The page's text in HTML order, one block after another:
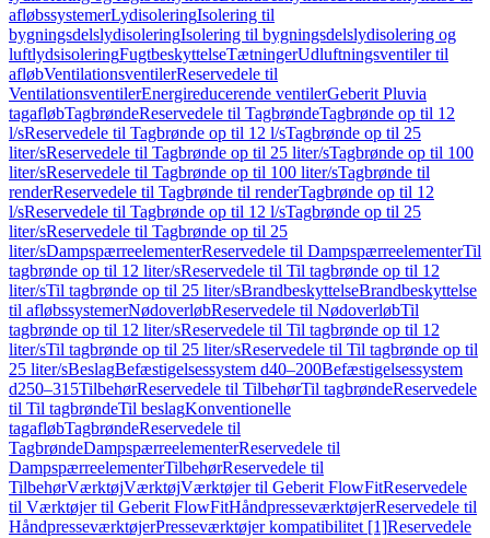
afløbssystemerLydisoleringIsolering til
bygningsdelslydisoleringIsolering til bygningsdelslydisolering og
luftlydsisoleringFugtbeskyttelseTætningerUdluftningsventiler til
afløbVentilationsventilerReservedele til
VentilationsventilerEnergireducerende ventilerGeberit Pluvia
tagafløbTagbrøndeReservedele til TagbrøndeTagbrønde op til 12
l/sReservedele til Tagbrønde op til 12 l/sTagbrønde op til 25
liter/sReservedele til Tagbrønde op til 25 liter/sTagbrønde op til 100
liter/sReservedele til Tagbrønde op til 100 liter/sTagbrønde til
renderReservedele til Tagbrønde til renderTagbrønde op til 12
l/sReservedele til Tagbrønde op til 12 l/sTagbrønde op til 25
liter/sReservedele til Tagbrønde op til 25
liter/sDampspærreelementerReservedele til DampspærreelementerTil
tagbrønde op til 12 liter/sReservedele til Til tagbrønde op til 12
liter/sTil tagbrønde op til 25 liter/sBrandbeskyttelseBrandbeskyttelse
til afløbssystemerNødoverløbReservedele til NødoverløbTil
tagbrønde op til 12 liter/sReservedele til Til tagbrønde op til 12
liter/sTil tagbrønde op til 25 liter/sReservedele til Til tagbrønde op til
25 liter/sBeslagBefæstigelsessystem d40–200Befæstigelsessystem
d250–315TilbehørReservedele til TilbehørTil tagbrøndeReservedele
til Til tagbrøndeTil beslagKonventionelle
tagafløbTagbrøndeReservedele til
TagbrøndeDampspærreelementerReservedele til
DampspærreelementerTilbehørReservedele til
TilbehørVærktøjVærktøjVærktøjer til Geberit FlowFitReservedele
til Værktøjer til Geberit FlowFitHåndpresseværktøjerReservedele til
HåndpresseværktøjerPresseværktøjer kompatibilitet [1]Reservedele